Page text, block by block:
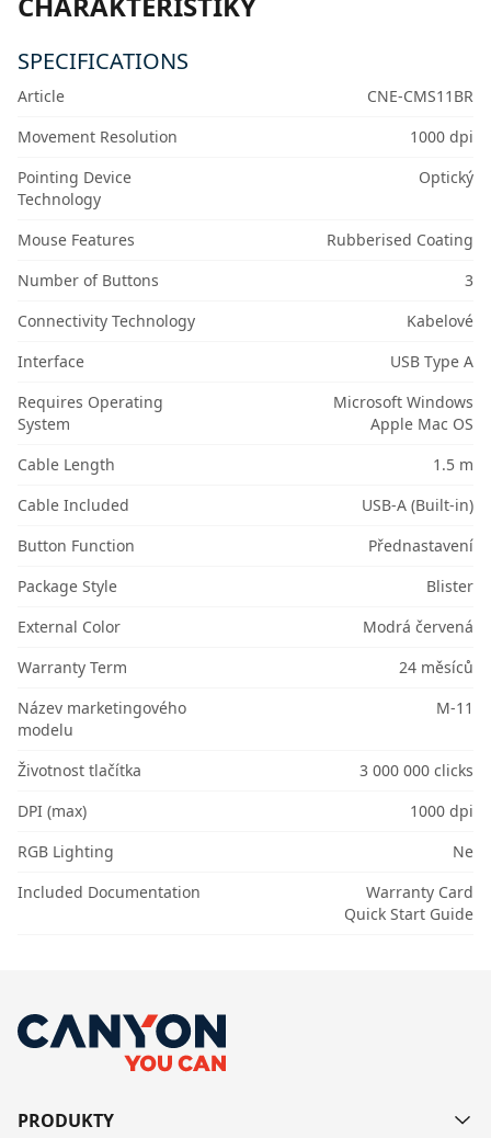
SPECIFICATIONS
Article
CNE-CMS11BR
Movement Resolution
1000 dpi
Pointing Device
Technology
Optický
Mouse Features
Rubberised Coating
Number of Buttons
3
Connectivity Technology
Kabelové
Interface
USB Type A
Requires Operating
System
Microsoft Windows
Apple Mac OS
Cable Length
1.5 m
Cable Included
USB-A (Built-in)
Button Function
Přednastavení
Package Style
Blister
External Color
Modrá červená
Warranty Term
24 měsíců
Název marketingového
modelu
M-11
Životnost tlačítka
3 000 000 clicks
DPI (max)
1000 dpi
RGB Lighting
Ne
Included Documentation
Warranty Card
Quick Start Guide
PRODUKTY